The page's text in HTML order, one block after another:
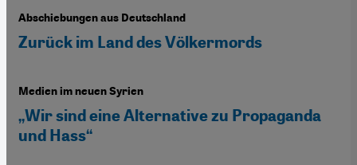
Abschiebungen aus Deutschland
Zurück im Land des Völkermords
Medien im neuen Syrien
„Wir sind eine Alternative zu Propaganda
und Hass“